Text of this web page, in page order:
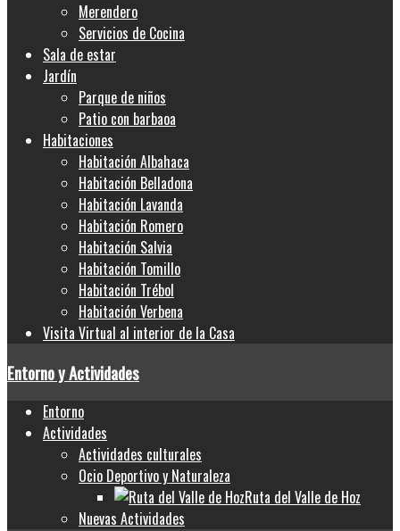
Merendero
Servicios de Cocina
Sala de estar
Jardín
Parque de niños
Patio con barbaoa
Habitaciones
Habitación Albahaca
Habitación Belladona
Habitación Lavanda
Habitación Romero
Habitación Salvia
Habitación Tomillo
Habitación Trébol
Habitación Verbena
Visita Virtual al interior de la Casa
Entorno y Actividades
Entorno
Actividades
Actividades culturales
Ocio Deportivo y Naturaleza
Ruta del Valle de Hoz
Nuevas Actividades